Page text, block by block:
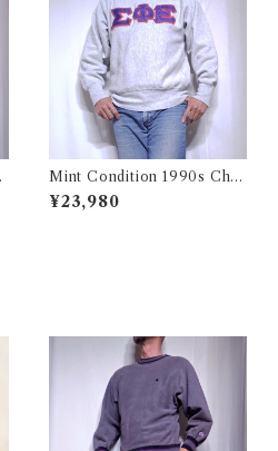
Mint Condition 1990s Cha
mpion Reverse Weave Size
L / チャンピオン リバースウ
¥23,980